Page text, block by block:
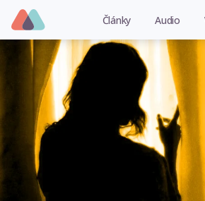
Články Audio